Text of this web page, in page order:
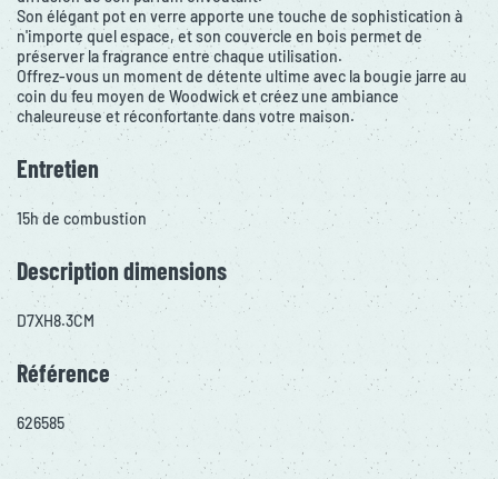
Son élégant pot en verre apporte une touche de sophistication à
n'importe quel espace, et son couvercle en bois permet de
préserver la fragrance entre chaque utilisation.
Offrez-vous un moment de détente ultime avec la bougie jarre au
coin du feu moyen de Woodwick et créez une ambiance
chaleureuse et réconfortante dans votre maison.
Entretien
15h de combustion
Description dimensions
D7XH8.3CM
Référence
626585